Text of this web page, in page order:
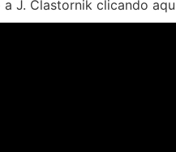
J. Clastornik clicando